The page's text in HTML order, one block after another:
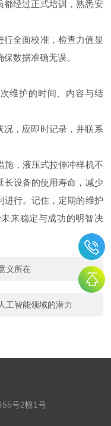
经过正式培训，熟悉安
全面校准，检查力值显
数据准确无误。
护的时间、内容与结
，应即时记录，并联系
，液压式拉伸冲样机不
长设备的使用寿命，减少
进行。记住，定期的维护
来稳定与成功的明智决
义所在
工智能领域的潜力
55号2幢1号